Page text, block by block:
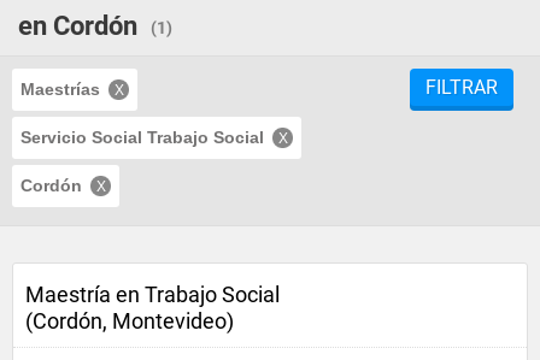
en Cordón
(1)
Maestrías
Servicio Social Trabajo Social
Cordón
FILTRAR
Maestría en Trabajo Social
(Cordón, Montevideo)